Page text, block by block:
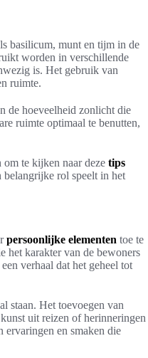
basilicum, munt en tijm in de
worden in verschillende
is. Het gebruik van
ruimte.
de hoeveelheid zonlicht die
ruimte optimaal te benutten,
te kijken naar deze tips
belangrijke rol speelt in het
persoonlijke elementen toe te
het karakter van de bewoners
verhaal dat het geheel tot
staan. Het toevoegen van
uit reizen of herinneringen
ervaringen en smaken die